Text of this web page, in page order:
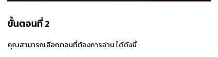
ขั้นตอนที่2
คุณสามารถเลือกตอนที่ต้องการอ่าน ได้ดังนี้